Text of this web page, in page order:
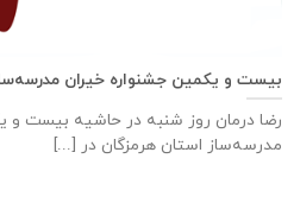
بیست و یکمین جشنواره خیران
رضا درمان روز شنبه در حاشیه بیست و
مدرسه‌ساز استان هرمزگان در [...]